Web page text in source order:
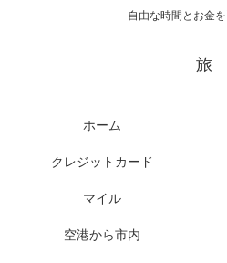
自由な時間とお金
旅
ホーム
クレジットカード
マイル
空港から市内